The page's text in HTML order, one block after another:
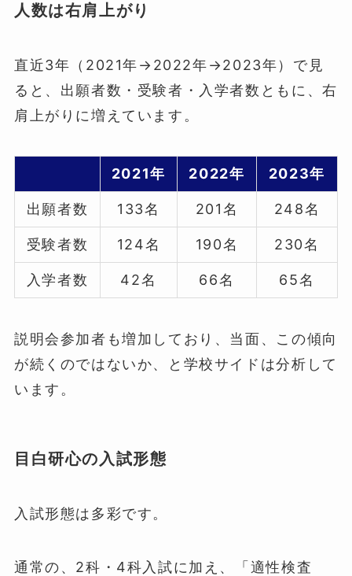
人数は右肩上がり
直近3年（2021年→2022年→2023年）で見
ると、出願者数・受験者・入学者数ともに、右
肩上がりに増えています。
2021年 2022年 2023年
出願者数 133名 201名 248名
受験者数 124名 190名 230名
入学者数 42名 66名 65名
説明会参加者も増加しており、当面、この傾向
が続くのではないか、と学校サイドは分析して
います。
目白研心の入試形態
入試形態は多彩です。
通常の、2科・4科入試に加え、「適性検査